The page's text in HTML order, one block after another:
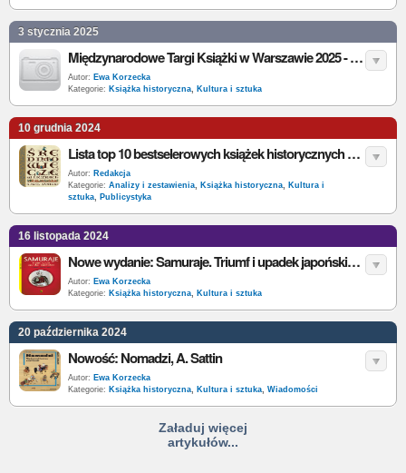
3 stycznia 2025
Międzynarodowe Targi Książki w Warszawie 2025 - data, program, autorzy, wystawcy, bilety
Autor: Ewa Korzecka
Kategorie: Książka historyczna, Kultura i sztuka
10 grudnia 2024
Lista top 10 bestselerowych książek historycznych w Polsce [notowanie 1]
Autor: Redakcja
Kategorie: Analizy i zestawienia, Książka historyczna, Kultura i
sztuka, Publicystyka
16 listopada 2024
Nowe wydanie: Samuraje. Triumf i upadek japońskich wojowników, L. V. Arena
Autor: Ewa Korzecka
Kategorie: Książka historyczna, Kultura i sztuka
20 października 2024
Nowość: Nomadzi, A. Sattin
Autor: Ewa Korzecka
Kategorie: Książka historyczna, Kultura i sztuka, Wiadomości
Załaduj więcej
artykułów...